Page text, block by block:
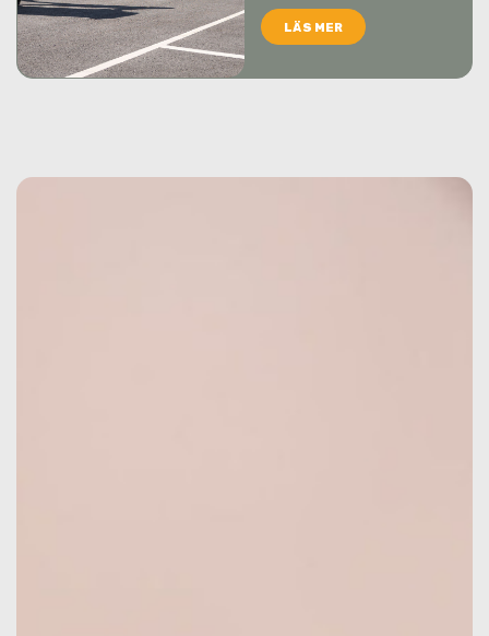
LÄS MER